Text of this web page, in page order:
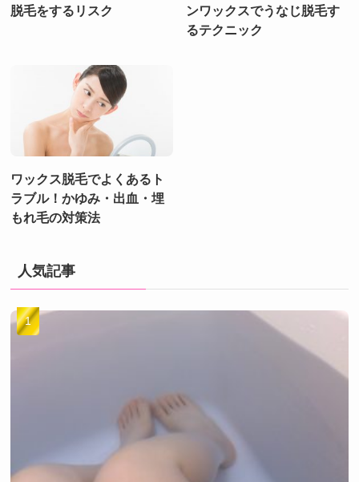
脱毛をするリスク
ンワックスでうなじ脱毛す
るテクニック
ワックス脱毛でよくあるト
ラブル！かゆみ・出血・埋
もれ毛の対策法
人気記事